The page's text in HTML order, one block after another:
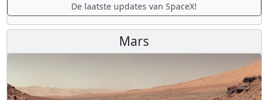
De laatste updates van SpaceX!
Mars